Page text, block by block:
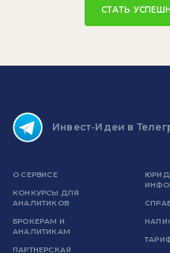
СТАТЬ
Инвест-Идеи в
О СЕРВИСЕ
КОНКУРСЫ ДЛЯ
АНАЛИТИКОВ
БРОКЕРАМ И
АНАЛИТИКАМ
ПАРТНЕРСКАЯ